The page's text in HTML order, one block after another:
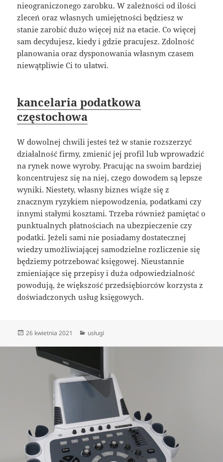
nieograniczonego zarobku. W zależności od ilości
zleceń oraz własnych umiejętności będziesz w
stanie zarobić dużo więcej niż na etacie. Co więcej
sam decydujesz, kiedy i gdzie pracujesz. Zdolność
planowania oraz dysponowania własnym czasem
niewątpliwie Ci to ułatwi.
kancelaria podatkowa
częstochowa
W dowolnej chwili jesteś też w stanie rozszerzyć
działalność firmy, zmienić jej profil lub wprowadzić
na rynek nowe wyroby. Pracując na swoim bardziej
koncentrujesz się na niej, czego dowodem są lepsze
wyniki. Niestety, własny biznes wiąże się z
znacznym ryzykiem niepowodzenia, podatkami czy
innymi stałymi kosztami. Trzeba również pamiętać o
punktualnych płatnościach na ubezpieczenie czy
podatki. Jeżeli sami nie posiadamy dostatecznej
wiedzy umożliwiającej samodzielne rozliczenie się
będziemy potrzebować księgowej. Nieustannie
zmieniające się przepisy i duża odpowiedzialność
powodują, że większość przedsiębiorców korzysta z
doświadczonych usług księgowych.
Data
26 kwietnia 2021 Kategorie
usługi